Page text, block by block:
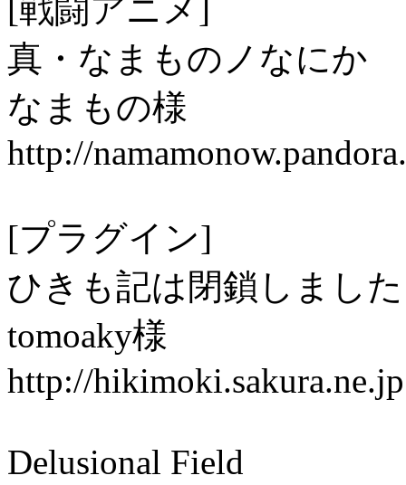
[戦闘アニメ]
真・なまものノなにか
なまもの様
http://
[プラグイン]
ひきも記は閉鎖しまし
tomoaky様
http://hikimoki.sakura.ne.jp
Delusional Field